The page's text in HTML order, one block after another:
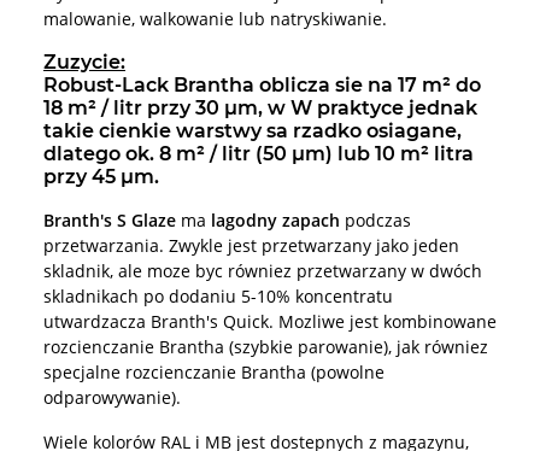
malowanie, walkowanie lub natryskiwanie.
Zuzycie:
Robust-Lack Brantha oblicza sie na 17 m² do
18 m² / litr przy 30 µm, w W praktyce jednak
takie cienkie warstwy sa rzadko osiagane,
dlatego ok. 8 m² / litr (50 µm) lub 10 m² litra
przy 45 µm.
Branth's S Glaze ma lagodny zapach podczas
przetwarzania. Zwykle jest przetwarzany jako jeden
skladnik, ale moze byc równiez przetwarzany w dwóch
skladnikach po dodaniu 5-10% koncentratu
utwardzacza Branth's Quick. Mozliwe jest kombinowane
rozcienczanie Brantha (szybkie parowanie), jak równiez
specjalne rozcienczanie Brantha (powolne
odparowywanie).
Wiele kolorów RAL i MB jest dostepnych z magazynu,